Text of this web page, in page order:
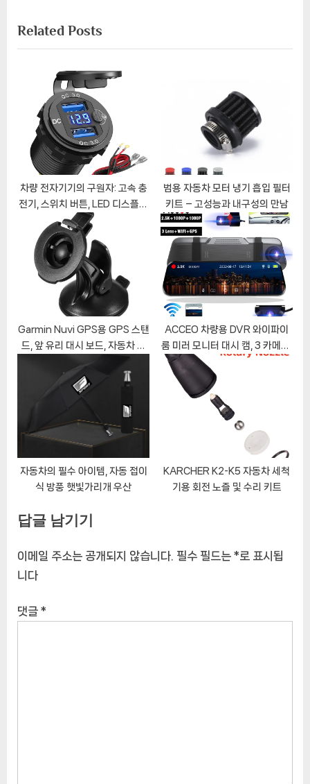
u
s
t
:
t
P
Related Posts
차량 전자기기의 구원자: 고속 충
전기, 스위치 버튼, LED 디스플레
이
범용 자동차 모터 냉기 흡입 필터
키트 – 고성능과 내구성의 만남
Garmin Nuvi GPS용 GPS 스탠
드, 앞 유리 대시 보드, 자동차 흡
ACCEO 차량용 DVR 와이파이
룸 미러 모니터 대시 캠, 3 카메라,
1080P 블랙 박스, 트럭 후방 카
메라, 주차 센서, 10 인치
자동차의 필수 아이템, 자동 접이
식 방풍 햇빛가리개 우산
KARCHER K2-K5 자동차 세척
기용 회전 노즐 및 수리 키트
답글 남기기
이메일 주소는 공개되지 않습니다. 필수 필드는 *로 표시됩
니다
댓글 *